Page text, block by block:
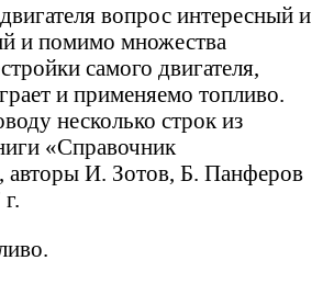
вопрос интересный и
и помимо множества
самого двигателя,
и применяемо топливо.
несколько строк из
«Справочник
авторы И. Зотов, Б. Панферов